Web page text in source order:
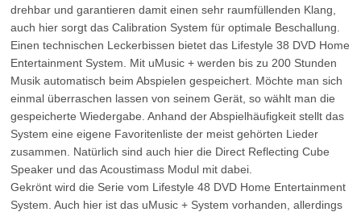
drehbar und garantieren damit einen sehr raumfüllenden Klang,
auch hier sorgt das Calibration System für optimale Beschallung.
Einen technischen Leckerbissen bietet das Lifestyle 38 DVD Home
Entertainment System. Mit uMusic + werden bis zu 200 Stunden
Musik automatisch beim Abspielen gespeichert. Möchte man sich
einmal überraschen lassen von seinem Gerät, so wählt man die
gespeicherte Wiedergabe. Anhand der Abspielhäufigkeit stellt das
System eine eigene Favoritenliste der meist gehörten Lieder
zusammen. Natürlich sind auch hier die Direct Reflecting Cube
Speaker und das Acoustimass Modul mit dabei.
Gekrönt wird die Serie vom Lifestyle 48 DVD Home Entertainment
System. Auch hier ist das uMusic + System vorhanden, allerdings